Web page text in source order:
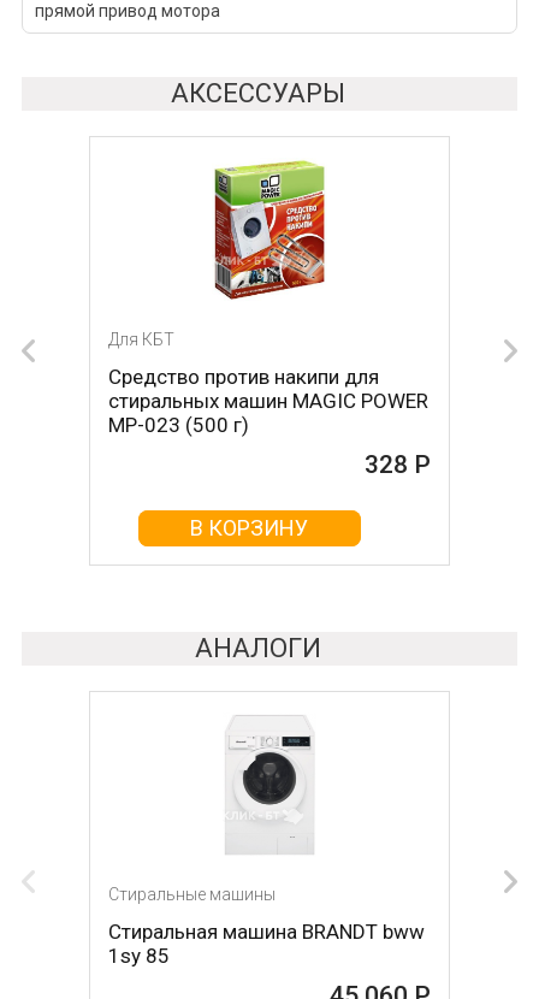
прямой привод мотора
АКСЕССУАРЫ
Для КБТ
Средство против накипи для
стиральных машин MAGIC POWER
MP-023 (500 г)
328 Р
В КОРЗИНУ
Для КБТ
Средство против накипи для
стиральных машин BON BN-023
(500 г)
161 Р
В КОРЗИНУ
АНАЛОГИ
Стиральные машины
Стиральная машина BRANDT bww
1sy 85
Стиральные машины
Стиральная машина BOSCH wlk
24263 oe